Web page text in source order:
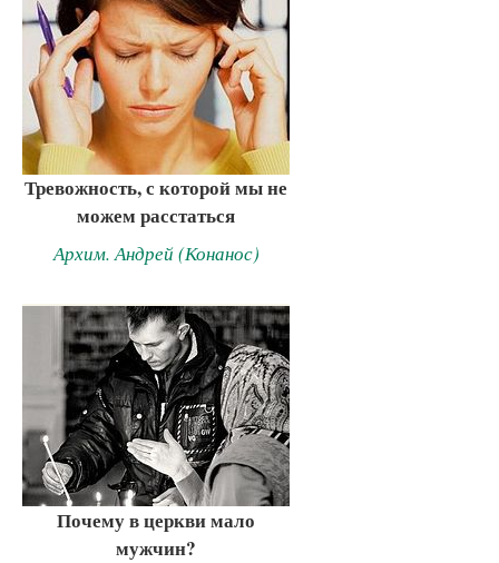
Тревожность, с которой мы не
можем расстаться
Архим. Андрей (Конанос)
Почему в церкви мало
мужчин?